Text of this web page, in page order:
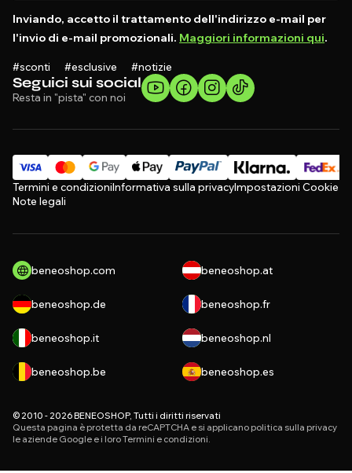
Seguici sui social
Resta in "pista" con noi
Inviando, accetto il trattamento dell'indirizzo e-mail per
l'invio di e-mail promozionali. Maggiori informazioni qui.
#sconti #esclusive #notizie
Termini e condizioniInformativa sulla privacyImpostazioni Cookie
Note legali
beneoshop.com beneoshop.at
beneoshop.de beneoshop.fr
beneoshop.it beneoshop.nl
beneoshop.be beneoshop.es
© 2010 - 2026 BENEOSHOP, Tutti i diritti riservati
Questa pagina è protetta da reCAPTCHA e si applicano politica sulla privacy
le aziende Google e i loroTermini e condizioni.